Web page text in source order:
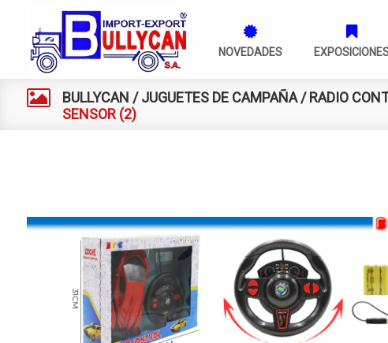
NOVEDADES
BULLYCAN /JUGUETES DE CAMPAÑA/RADIO
SENSOR (2)